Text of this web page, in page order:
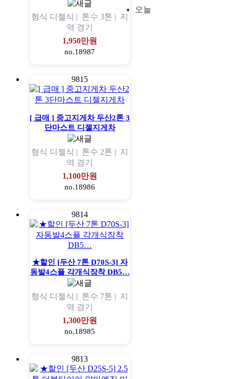
형식 디젤식 | 톤수 3톤 | 지
역 경기
1,950만원
no.18987
9815
[ 급매 ] 중고지게차 두산2톤 3
단마스트 디젤지게차
형식 디젤식 | 톤수 2톤 | 지
역 경기
1,100만원
no.18986
9814
★할인 [두산 7톤 D70S-3] 자
동발4스플 각개식장착 DB5…
형식 디젤식 | 톤수 7톤 | 지
역 경기
1,300만원
no.18985
9813
오늘